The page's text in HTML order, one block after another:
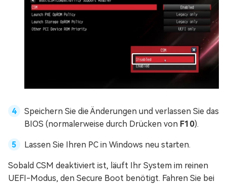
Speichern Sie die Änderungen und verlassen Sie das
BIOS (normalerweise durch Drücken von F10).
Lassen Sie Ihren PC in Windows neu starten.
Sobald CSM deaktiviert ist, läuft Ihr System im reinen
UEFI-Modus, den Secure Boot benötigt. Fahren Sie bei